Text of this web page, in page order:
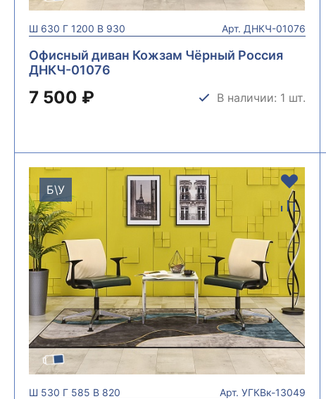
Ш 630 Г 1200 В 930 Арт. ДНКЧ-01076
Офисный диван Кожзам Чёрный Россия
ДНКЧ-01076
7 500 ₽ В наличии: 1 шт.
Б\У
Ш 530 Г 585 В 820 Арт. УГКВк-13049